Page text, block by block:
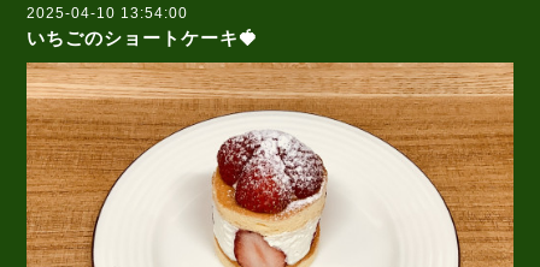
2025-04-10 13:54:00
いちごのショートケーキ🍓